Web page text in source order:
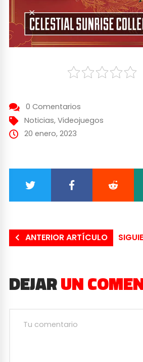
0 Comentarios
Noticias, Videojuegos
20 enero, 2023
ANTERIOR ARTÍCULO
DEJARUN